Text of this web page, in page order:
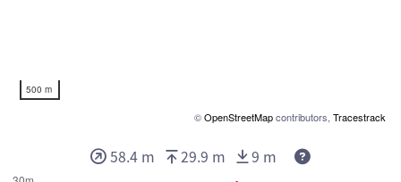
500 m
©OpenStreetMapcontributors, Tracestrack
58.4 m 29.9 m 9 m